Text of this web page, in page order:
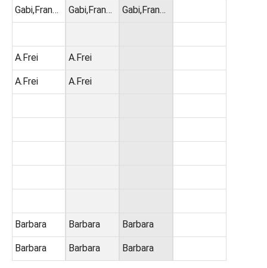
Gabi,Fran…
A.Frei
A.Frei
Barbara
Barbara
Gabi,Fran…
A.Frei
A.Frei
Barbara
Barbara
Gabi,Fran…
Barbara
Barbara